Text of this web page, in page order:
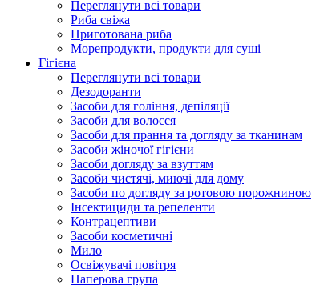
Переглянути всі товари
Риба свіжа
Приготована риба
Морепродукти, продукти для суші
Гігієна
Переглянути всі товари
Дезодоранти
Засоби для гоління, депіляції
Засоби для волосся
Засоби для прання та догляду за тканинам
Засоби жіночої гігієни
Засоби догляду за взуттям
Засоби чистячі, миючі для дому
Засоби по догляду за ротовою порожниною
Інсектициди та репеленти
Контрацептиви
Засоби косметичні
Мило
Освіжувачі повітря
Паперова група